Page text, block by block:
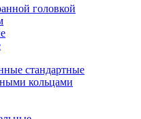
головкой
стандартные
кольцами